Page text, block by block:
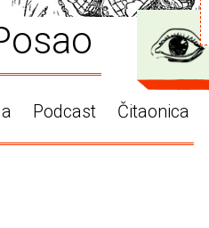
Podcast Čitaonica